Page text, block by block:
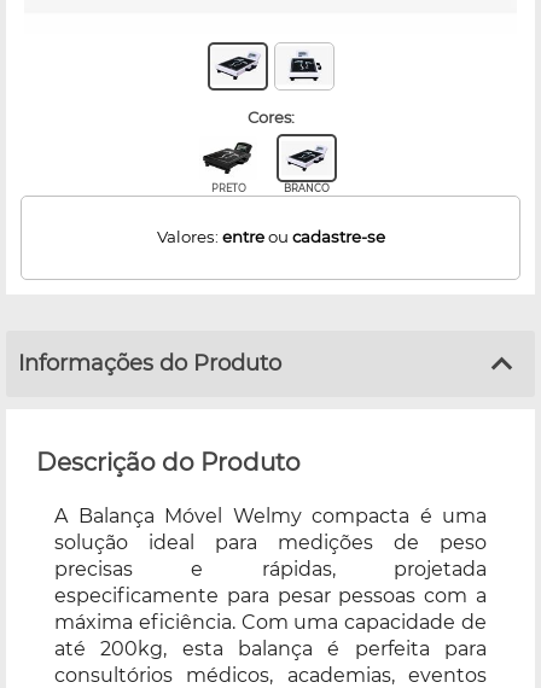
cores:
PRETO BRANCO
Valores: entreou cadastre-se
Informações do Produto
Descrição do Produto
A Balança Móvel Welmy compacta é uma
solução ideal para medições de peso
precisas e rápidas, projetada
especificamente para pesar pessoas com a
máxima eficiência. Com uma capacidade de
até 200kg, esta balança é perfeita para
consultórios médicos, academias, eventos